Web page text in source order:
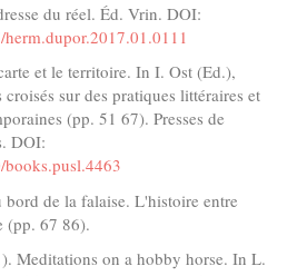
du réel. Éd. Vrin. DOI:
et le territoire. In I. Ost (Ed.),
sur des pratiques littéraires et
(pp. 51 67). Presses de
DOI:
de la falaise. L'histoire entre
(pp. 67 86).
Meditations on a hobby horse. In L.